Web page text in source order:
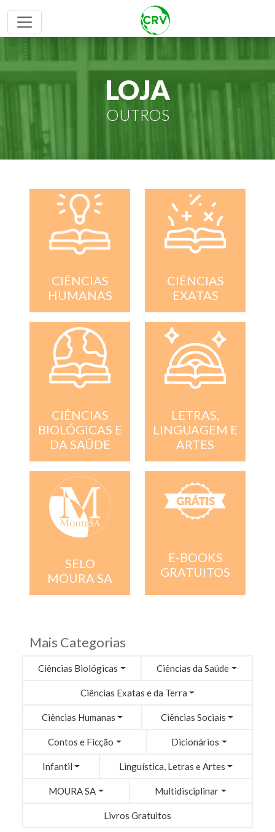
LOJA
OUTROS
CIÊNCIAS
HUMANAS
CIÊNCIAS
EXATAS
CIÊNCIAS
BIOLÓGICAS E
DA SAÚDE
LETRAS,
LINGUAGEM E
ARTES
SELO
MOURA SA
E-BOOKS
GRATUITOS
Mais Categorias
Ciências Biológicas Ciências da Saúde
Ciências Exatas e da Terra
Ciências Humanas Ciências Sociais
Contos e Ficção Dicionários
Infantil Linguística, Letras e Artes
MOURA SA Multidisciplinar
Livros Gratuitos